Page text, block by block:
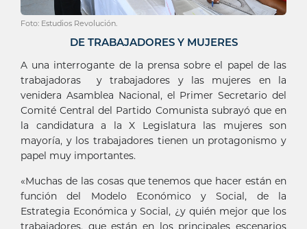
Foto: Estudios Revolución.
DE TRABAJADORES Y MUJERES
A una interrogante de la prensa sobre el papel de las
trabajadoras y trabajadores y las mujeres en la
venidera Asamblea Nacional, el Primer Secretario del
Comité Central del Partido Comunista subrayó que en
la candidatura a la X Legislatura las mujeres son
mayoría, y los trabajadores tienen un protagonismo y
papel muy importantes.
«Muchas de las cosas que tenemos que hacer están en
función del Modelo Económico y Social, de la
Estrategia Económica y Social, ¿y quién mejor que los
trabajadores, que están en los principales escenarios